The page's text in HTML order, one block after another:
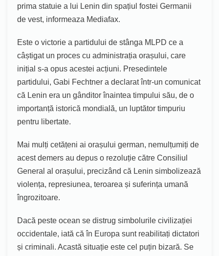
prima statuie a lui Lenin din spațiul fostei Germanii
de vest, informeaza Mediafax.
Este o victorie a partidului de stânga MLPD ce a
câștigat un proces cu administrația orașului, care
inițial s-a opus acestei acțiuni. Presedintele
partidului, Gabi Fechtner a declarat într-un comunicat
că Lenin era un gânditor înaintea timpului său, de o
importanță istorică mondială, un luptător timpuriu
pentru libertate.
Mai mulți cetățeni ai orașului german, nemulțumiți de
acest demers au depus o rezoluție către Consiliul
General al orașului, precizând că Lenin simbolizează
violența, represiunea, teroarea și suferința umană
îngrozitoare.
Dacă peste ocean se distrug simbolurile civilizației
occidentale, iată că în Europa sunt reabilitați dictatori
și criminali. Acastă situație este cel puțin bizară. Se